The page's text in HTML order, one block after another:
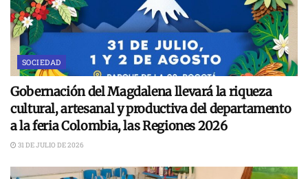
SOCIEDAD
Gobernación del Magdalena llevará la riqueza
cultural, artesanal y productiva del departamento
a la feria Colombia, las Regiones 2026
31 DE JULIO DE 2026